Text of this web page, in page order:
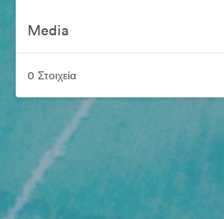
Media
0 Στοιχεία